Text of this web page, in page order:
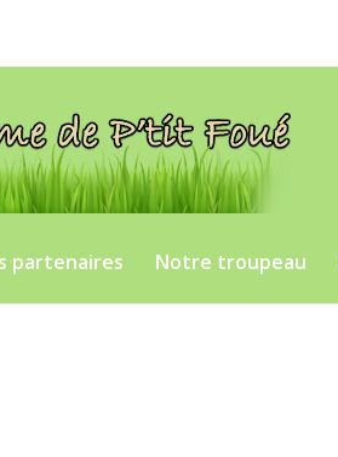
partenaires Notre troupeau